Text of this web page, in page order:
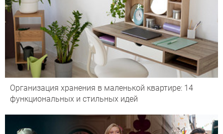
Организация хранения в маленькой квартире: 14
функциональных и стильных идей